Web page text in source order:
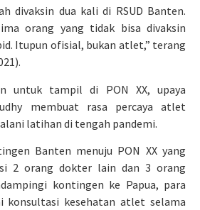
divaksin dua kali di RSUD Banten.
orang yang tidak bisa divaksin
Itupun ofisial, bukan atlet,” terang
untuk tampil di PON XX, upaya
membuat rasa percaya atlet
latihan di tengah pandemi.
Banten menuju PON XX yang
2 orang dokter lain dan 3 orang
kontingen ke Papua, para
konsultasi kesehatan atlet selama